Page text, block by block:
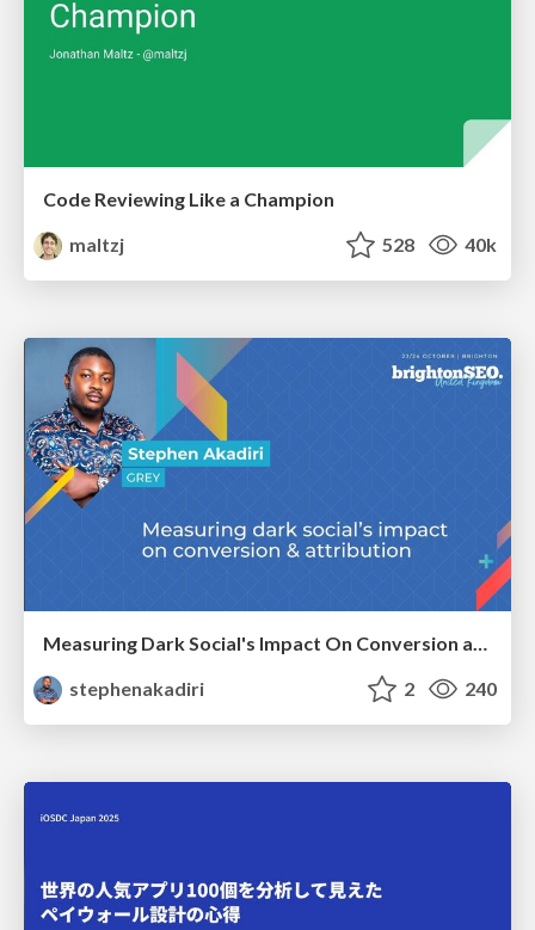
Code Reviewing Like a Champion
maltzj
528 40k
Measuring Dark Social's Impact On Conversion and Attribution
stephenakadiri
2 240